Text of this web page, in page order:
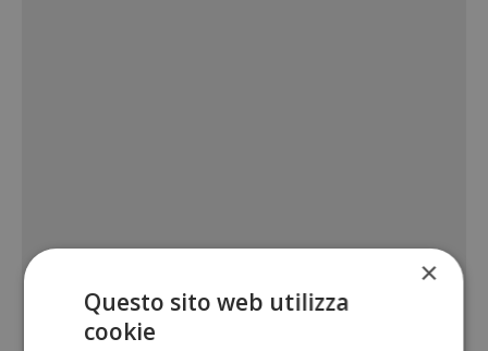
×
Questo sito web utilizza
cookie